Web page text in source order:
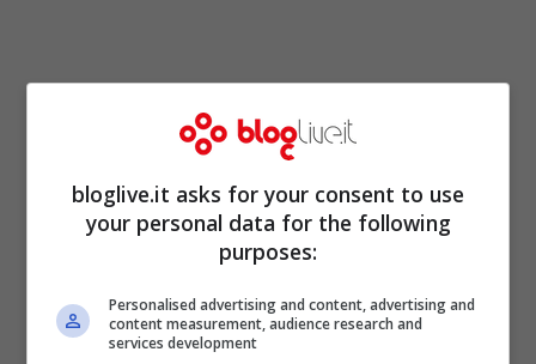
Il 2020 è stato anche il
bloglive.it asks for your consent to use
your personal data for the following
purposes:
Personalised advertising and content, advertising and
content measurement, audience research and
services development